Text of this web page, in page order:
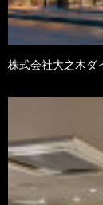
株式会社大之木ダ